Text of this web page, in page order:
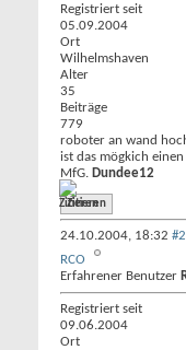
Registriert seit
05.09.2004
Ort
Wilhelmshaven
Alter
35
Beiträge
779
roboter an wand
ist das mögkich
MfG. Dundee12
Zitieren
24.10.2004, 18:32 #2
RCO
Erfahrener Benutzer
Registriert seit
09.06.2004
Ort